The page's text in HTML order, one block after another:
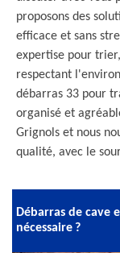
proposons des
efficace et sans
expertise pour
respectant
débarras 33 pour
organisé et
Grignols et nous
qualité, avec le
Débarras de cave
nécessaire ?